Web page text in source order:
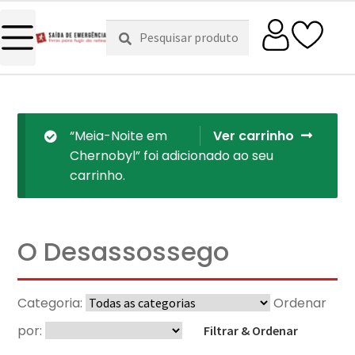
Pesquisar
por:
Pesquisa
Ver carrinho
“Meia-Noite em
Chernobyl” foi adicionado ao seu
carrinho.
O Desassossego
Categoria:
Ordenar
por:
Filtrar & Ordenar